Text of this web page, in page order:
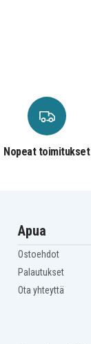
Nopeat toimitukset
Apua
Ostoehdot
Palautukset
Ota yhteyttä